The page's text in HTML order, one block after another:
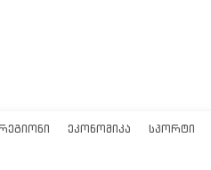
ᲔᲙᲝᲜᲝᲛᲘᲙᲐ ᲡᲞᲝᲠᲢᲘ